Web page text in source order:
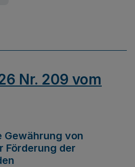
Nr. 209 vom
Gewährung von
Förderung der